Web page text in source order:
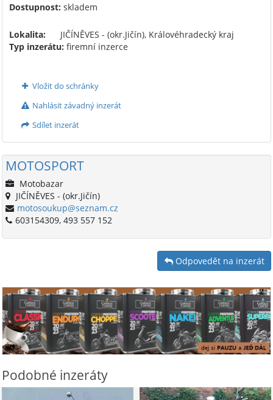
Dostupnost: skladem
Lokalita:
JIČÍNĚVES - (okr.Jičín), Královéhradecký kraj
Typ inzerátu: firemní inzerce
Vložit do schránky
Nahlásit závadný inzerát
Sdílet inzerát
MOTOSPORT
Motobazar
JIČÍNĚVES - (okr.Jičín)
motosoukup@seznam.cz
603154309, 493 557 152
Odpovedět na inzerát
Podobné inzeráty